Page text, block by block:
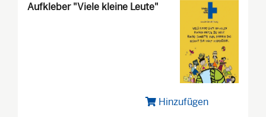
Aufkleber "Viele kleine Leute"
Hinzufügen